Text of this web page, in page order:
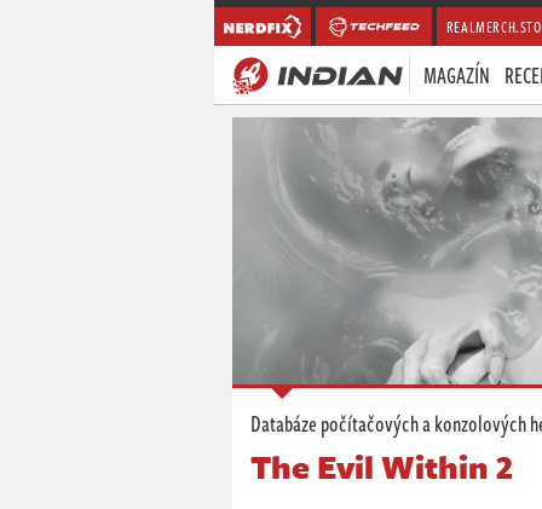
MAGAZÍN
Databáze počítačových a konzolových
The Evil Within 2